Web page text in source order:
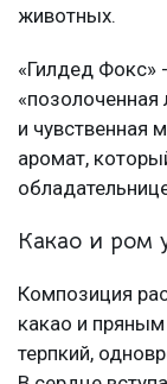
животных.
«Гилдед Фокс»
«позолоченная
и чувственная
аромат,
Какао и ром
Композиция
какао и
терпкий,